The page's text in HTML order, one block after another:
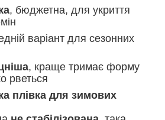
, бюджетна, для укриття
варіант для сезонних
, краще тримає форму
рветься
плівка для зимових